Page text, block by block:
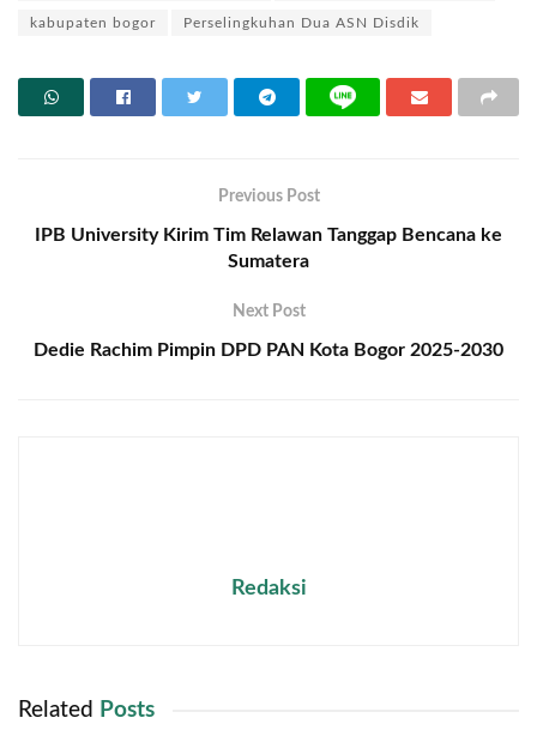
kabupaten bogor Perselingkuhan Dua ASN Disdik
Previous Post
IPB University Kirim Tim Relawan Tanggap Bencana ke
Sumatera
Next Post
Dedie Rachim Pimpin DPD PAN Kota Bogor 2025-2030
Redaksi
Related Posts